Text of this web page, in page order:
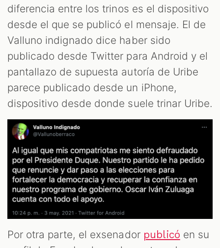
diferencia entre los trinos es el dispositivo
desde el que se publicó el mensaje. El de
Valluno indignado dice haber sido
publicado desde Twitter para Android y el
pantallazo de supuesta autoría de Uribe
parece publicado desde un iPhone,
dispositivo desde donde suele trinar Uribe.
Por otra parte, el exsenador publicó en su